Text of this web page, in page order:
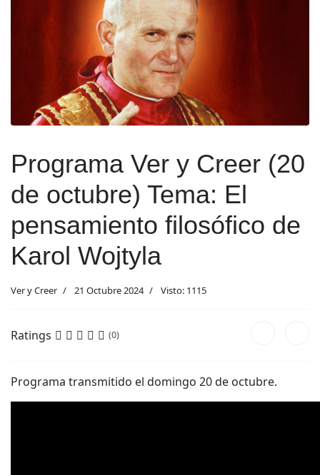
Programa Ver y Creer (20
de octubre) Tema: El
pensamiento filosófico de
Karol Wojtyla
Ver y Creer 21 Octubre 2024 Visto: 1115
Ratings (0)
Programa transmitido el domingo 20 de octubre.